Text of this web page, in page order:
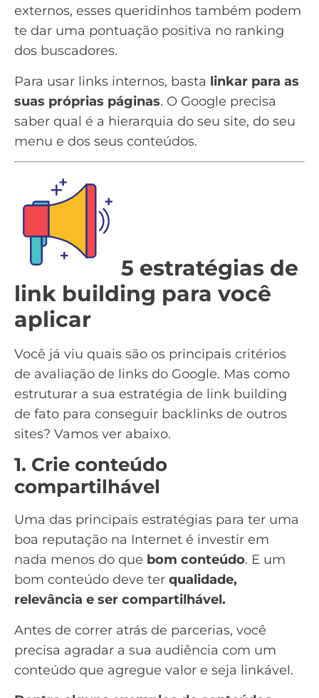
externos, esses queridinhos também podem
te dar uma pontuação positiva no ranking
dos buscadores.
Para usar links internos, basta linkar para as
suas próprias páginas. O Google precisa
saber qual é a hierarquia do seu site, do seu
menu e dos seus conteúdos.
5 estratégias de
link building para você
aplicar
Você já viu quais são os principais critérios
de avaliação de links do Google. Mas como
estruturar a sua estratégia de link building
de fato para conseguir backlinks de outros
sites? Vamos ver abaixo.
1. Crie conteúdo
compartilhável
Uma das principais estratégias para ter uma
boa reputação na Internet é investir em
nada menos do que bom conteúdo. E um
bom conteúdo deve ter qualidade,
relevância e ser compartilhável.
Antes de correr atrás de parcerias, você
precisa agradar a sua audiência com um
conteúdo que agregue valor e seja linkável.